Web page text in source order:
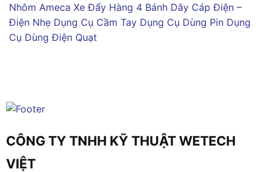
Nhôm Ameca Xe Đẩy Hàng 4 Bánh Dây Cáp Điện –
Điện Nhẹ Dụng Cụ Cầm Tay Dụng Cụ Dùng Pin Dụng
Cụ Dùng Điện Quạt
CÔNG TY TNHH KỸ THUẬT WETECH
VIỆT